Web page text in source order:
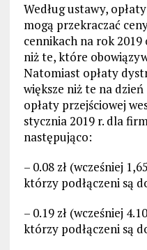
Według ustawy,
mogą przekraczać
cennikach na rok 2019
niż te, które
Natomiast opłaty
większe niż te na
opłaty przejściowej
stycznia 2019 r. dla
następująco:
– 0.08 zł (wcześniej
którzy podłączeni są
– 0.19 zł (wcześniej
którzy podłączeni są